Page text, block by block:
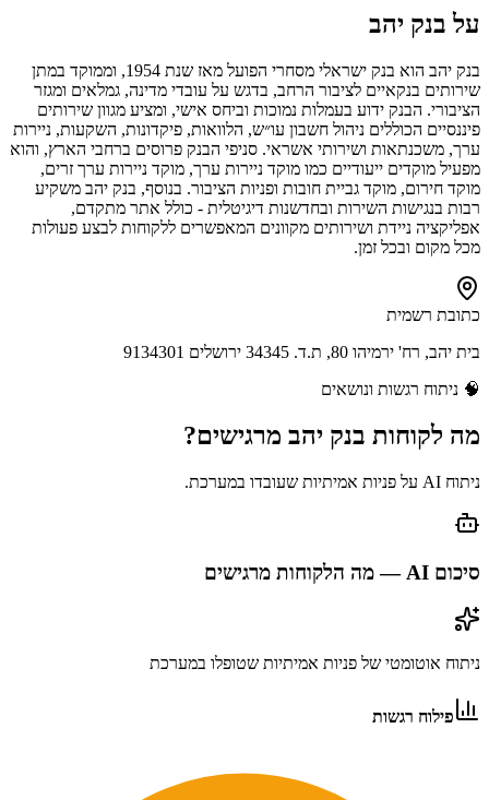
על בנק יהב
בנק יהב הוא בנק ישראלי מסחרי הפועל מאז שנת 1954, וממוקד במתן
שירותים בנקאיים לציבור הרחב, בדגש על עובדי מדינה, גמלאים ומגזר
הציבורי. הבנק ידוע בעמלות נמוכות וביחס אישי, ומציע מגוון שירותים
פיננסיים הכוללים ניהול חשבון עו״ש, הלוואות, פיקדונות, השקעות, ניירות
ערך, משכנתאות ושירותי אשראי. סניפי הבנק פרוסים ברחבי הארץ, והוא
מפעיל מוקדים ייעודיים כמו מוקד ניירות ערך, מוקד ניירות ערך זרים,
מוקד חירום, מוקד גביית חובות ופניות הציבור. בנוסף, בנק יהב משקיע
רבות בנגישות השירות ובחדשנות דיגיטלית - כולל אתר מתקדם,
אפליקציה ניידת ושירותים מקוונים המאפשרים ללקוחות לבצע פעולות
מכל מקום ובכל זמן.
כתובת רשמית
בית יהב, רח' ירמיהו 80, ת.ד. 34345 ירושלים 9134301
🧠 ניתוח רגשות ונושאים
מה לקוחות בנק יהב מרגישים?
ניתוח AI על פניות אמיתיות שעובדו במערכת.
סיכום AI — מה הלקוחות מרגישים
ניתוח אוטומטי של פניות אמיתיות שטופלו במערכת
פילוח רגשות